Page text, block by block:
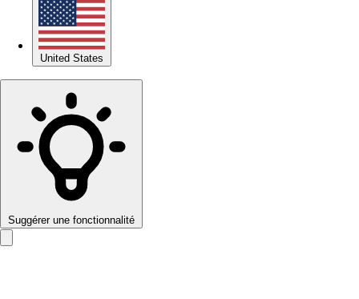
United States
Suggérer une fonctionnalité